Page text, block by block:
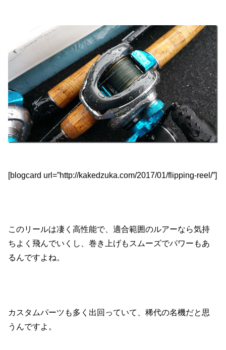
[blogcard url=”http://kakedzuka.com/2017/01/flipping-reel/”]
このリールは凄く高性能で、適合範囲のルアーなら気持
ちよく飛んでいくし、巻き上げもスムーズでパワーもあ
るんですよね。
カスタムパーツも多く出回っていて、稀代の名機だと思
うんですよ。